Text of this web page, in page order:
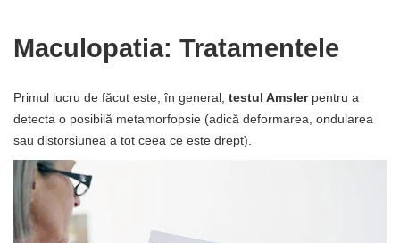
Maculopatia: Tratamentele
Primul lucru de făcut este, în general, testul Amslerpentru a
detecta o posibilă metamorfopsie (adică deformarea, ondularea
sau distorsiunea a tot ceea ce este drept).